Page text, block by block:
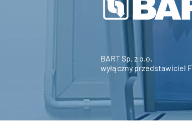
BART Sp. z o.o.
wyłączny przedstawiciel